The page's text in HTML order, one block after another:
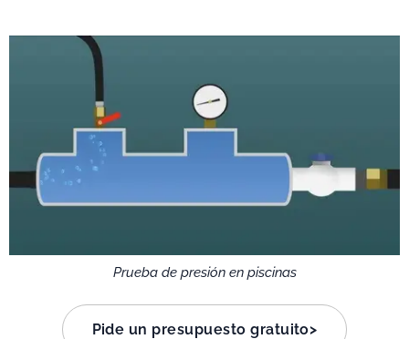
Prueba de presión en piscinas
Pide un presupuesto gratuito>